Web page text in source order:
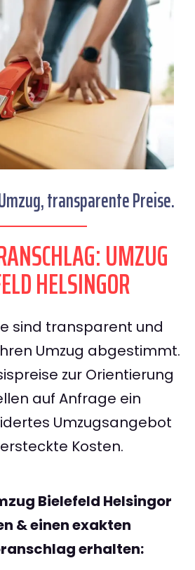
transparente Preise.
UMZUG
HELSINGOR
sind transparent und
Umzug abgestimmt.
zur Orientierung
auf Anfrage ein
Umzugsangebot
Kosten.
Bielefeld Helsingor
& einen exakten
erhalten: